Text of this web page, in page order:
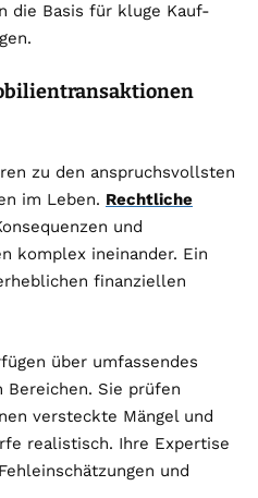
die Basis für kluge Kauf-
zu den anspruchsvollsten
im Leben. Rechtliche
und
komplex ineinander. Ein
finanziellen
über umfassendes
Sie prüfen
versteckte Mängel und
realistisch. Ihre Expertise
und